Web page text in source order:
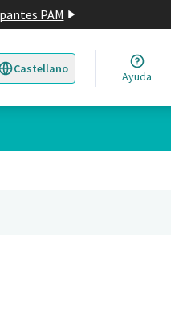
PAM
Castellano
Triar la llengua Elegir el idioma
Ayuda
14